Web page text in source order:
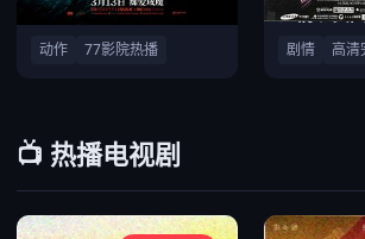
年度高分动作大片
动作 77影院热播
温情现实
剧情 高清
📺 热播电视剧